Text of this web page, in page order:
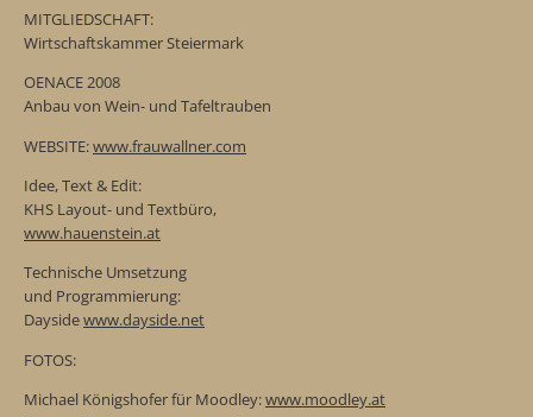
MITGLIEDSCHAFT:
Wirtschaftskammer Steiermark
OENACE 2008
Anbau von Wein- und Tafeltrauben
WEBSITE:www.frauwallner.com
Idee, Text & Edit:
KHS Layout- und Textbüro,
www.hauenstein.at
Technische Umsetzung
und Programmierung:
Daysidewww.dayside.net
FOTOS:
Michael Königshofer für Moodley:www.moodley.at